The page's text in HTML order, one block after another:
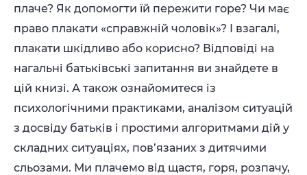
плаче? Як допомогти їй пережити горе? Чи має
право плакати «справжній чоловік»? І взагалі,
плакати шкідливо або корисно? Відповіді на
нагальні батьківські запитання ви знайдете в
цій книзі. А також ознайомитеся із
психологічними практиками, аналізом ситуацій
з досвіду батьків і простими алгоритмами дій у
складних ситуаціях, пов’язаних з дитячими
сльозами. Ми плачемо від щастя, горя, розпачу,